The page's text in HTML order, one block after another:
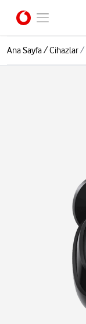
Ana Sayfa/Cihazlar/